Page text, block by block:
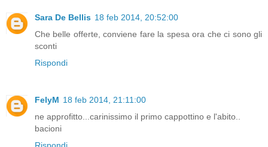
Sara De Bellis 18 feb 2014, 20:52:00
Che belle offerte, conviene fare la spesa ora che ci sono gli
sconti
Rispondi
FelyM 18 feb 2014, 21:11:00
ne approfitto...carinissimo il primo cappottino e l'abito..
bacioni
Rispondi